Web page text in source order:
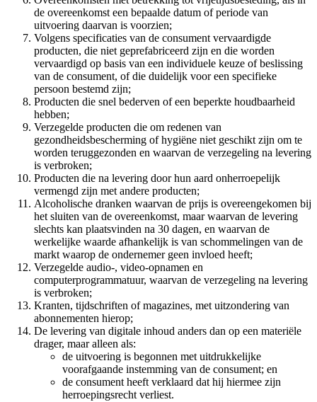
de overeenkomst een bepaalde datum of periode van
uitvoering daarvan is voorzien;
Volgens specificaties van de consument vervaardigde
producten, die niet geprefabriceerd zijn en die worden
vervaardigd op basis van een individuele keuze of beslissing
van de consument, of die duidelijk voor een specifieke
persoon bestemd zijn;
Producten die snel bederven of een beperkte houdbaarheid
hebben;
Verzegelde producten die om redenen van
gezondheidsbescherming of hygiëne niet geschikt zijn om te
worden teruggezonden en waarvan de verzegeling na levering
is verbroken;
Producten die na levering door hun aard onherroepelijk
vermengd zijn met andere producten;
Alcoholische dranken waarvan de prijs is overeengekomen bij
het sluiten van de overeenkomst, maar waarvan de levering
slechts kan plaatsvinden na 30 dagen, en waarvan de
werkelijke waarde afhankelijk is van schommelingen van de
markt waarop de ondernemer geen invloed heeft;
Verzegelde audio-, video-opnamen en
computerprogrammatuur, waarvan de verzegeling na levering
is verbroken;
Kranten, tijdschriften of magazines, met uitzondering van
abonnementen hierop;
De levering van digitale inhoud anders dan op een materiële
drager, maar alleen als:
de uitvoering is begonnen met uitdrukkelijke
voorafgaande instemming van de consument; en
de consument heeft verklaard dat hij hiermee zijn
herroepingsrecht verliest.